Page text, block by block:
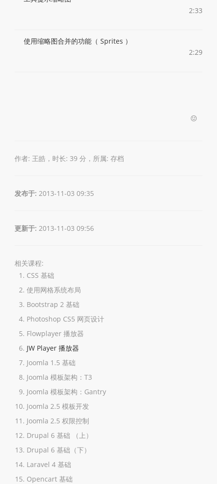
2:33
使用缩略图合并的功能（ Sprites ）
2:29
作者: 王皓，时长: 39 分，所属: 存档
发布于: 2013-11-03 09:35
更新于: 2013-11-03 09:56
相关课程:
CSS 基础
使用网格系统布局
Bootstrap 2 基础
Photoshop CS5 网页设计
Flowplayer 播放器
JW Player 播放器
Joomla 1.5 基础
Joomla 模板架构：T3
Joomla 模板架构：Gantry
Joomla 2.5 模板开发
Joomla 2.5 权限控制
Drupal 6 基础 （上）
Drupal 6 基础（下）
Laravel 4 基础
Opencart 基础